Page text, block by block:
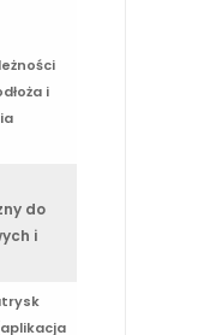
i
do
i